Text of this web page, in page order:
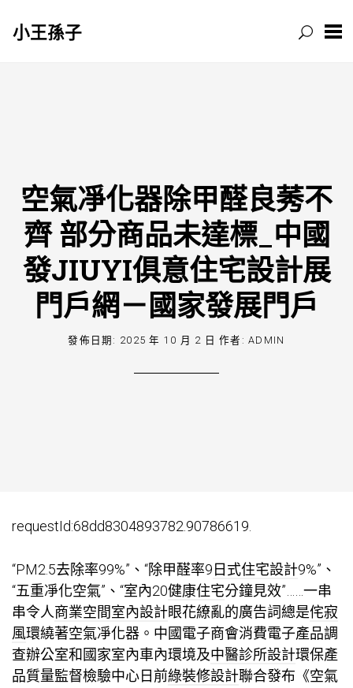
小王孫子
空氣凈化器除甲醛良莠不
齊 部分商品未達標_中國
發JIUYI俱意住宅設計展
門戶網－國家發展門戶
發佈日期: 2025 年 10 月 2 日 作者:ADMIN
requestId:68dd8304893782.90786619.
“PM2.5去除率99%”、“除甲醛率9 日式住宅設計9%”、
“五重凈化空氣”、“室內20健康住宅分鐘見效”……一串
串令人商業空間室內設計眼花繚亂的廣告詞總是侘寂
風環繞著空氣凈化器。中國電子商會消費電子產品調
查辦公室和國家室內車內環境及中醫診所設計環保產
品質量監督檢驗中心日前綠裝修設計聯合發布《空氣